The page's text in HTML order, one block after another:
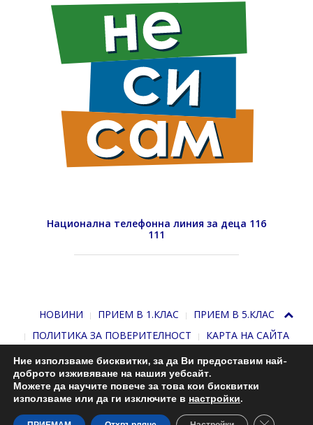
Национална телефонна линия за деца 116
111
НОВИНИ ПРИЕМ В 1.КЛАС
ПРИЕМ В 5.КЛАС
ПОЛИТИКА ЗА ПОВЕРИТЕЛНОСТ
КАРТА НА САЙТА
Ние използваме бисквитки, за да Ви предоставим най-
доброто изживяване на нашия уебсайт.
Можете да научите повече за това кои бисквитки
използваме или да ги изключите в настройки.
Close